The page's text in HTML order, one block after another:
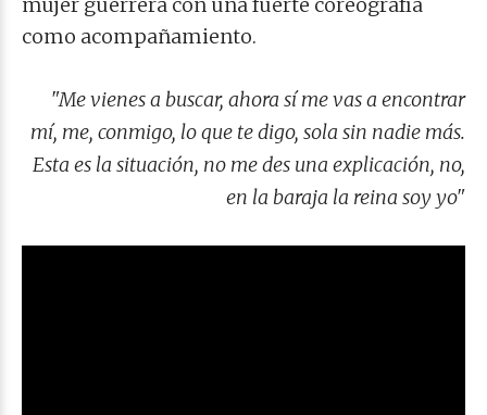
como acompañamiento.
"Me vienes a buscar, ahora sí me vas a encontrar
mí, me, conmigo, lo que te digo, sola sin nadie más.
Esta es la situación, no me des una explicación, no,
en la baraja la reina soy yo"